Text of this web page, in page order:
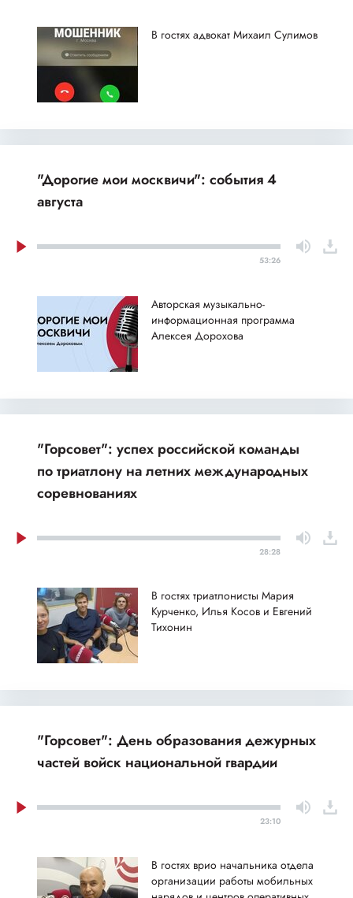
В гостях адвокат Михаил Сулимов
"Дорогие мои москвичи": события 4
августа
53:26
Авторская музыкально-
информационная программа
Алексея Дорохова
"Горсовет": успех российской команды
по триатлону на летних международных
соревнованиях
28:28
В гостях триатлонисты Мария
Курченко, Илья Косов и Евгений
Тихонин
"Горсовет": День образования дежурных
частей войск национальной гвардии
23:10
В гостях врио начальника отдела
организации работы мобильных